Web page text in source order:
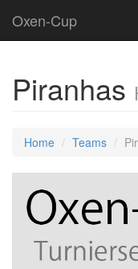
Oxen-Cup
Piranhas
Home Teams